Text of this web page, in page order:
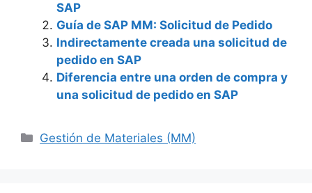
SAP
Guía de SAP MM: Solicitud de Pedido
Indirectamente creada una solicitud de
pedido en SAP
Diferencia entre una orden de compra y
una solicitud de pedido en SAP
Categories
Gestión de Materiales (MM)